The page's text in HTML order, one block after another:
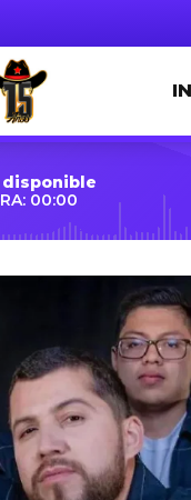
disponible
00:00